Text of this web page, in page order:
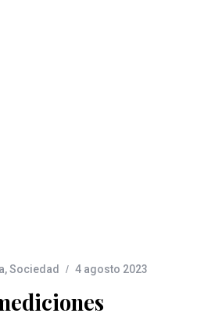
,Sociedad 4 agosto 2023